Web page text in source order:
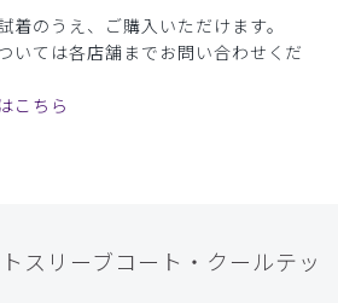
。
:ショートスリーブコート・クール
​2 ​3 ​4
着のうえ、ご購入いただけます。
いては各店舗までお問い合わせくだ
こちら
スリーブコート・クールテッ